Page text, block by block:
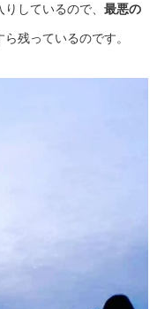
しているので、 最悪の
ら残っているのです。